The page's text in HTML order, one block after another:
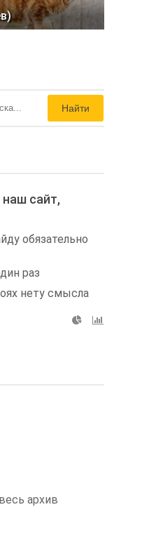
Найти
сайт,
обязательно
раз
нету смысла
архив